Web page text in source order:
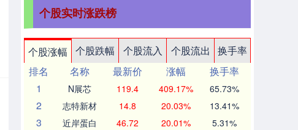
个股实时涨跌榜
个股涨幅 个股跌幅 个股流入 个股流出
换手率
排名
名称 最新价 涨幅
换手率
1
N展芯 119.4 409.17% 65.73%
2 志特新材 14.8 20.03% 13.41%
3 近岸蛋白 46.72 20.01% 5.31%